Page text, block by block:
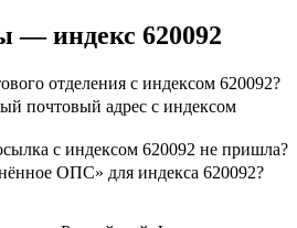
— индекс 620092
отделения с индексом 620092?
почтовый адрес с индексом
с индексом 620092 не пришла?
ОПС» для индекса 620092?